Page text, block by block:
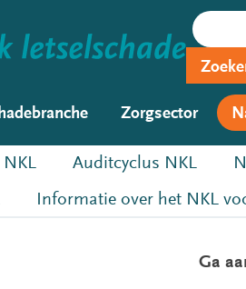
Zorgsector
Auditcyclus NKL
Informatie over het NKL
Ga